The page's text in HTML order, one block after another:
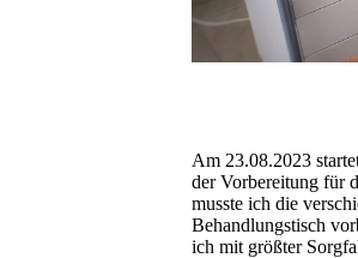
Am 23.08.2023
der Vorbereitung für
musste ich die
Behandlungstisch
ich mit größter